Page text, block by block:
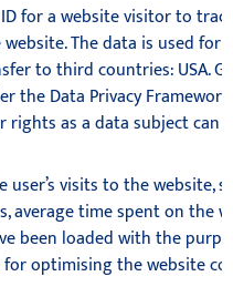
for a website visitor to
The data is used for
to third countries: USA.
the Data Privacy Framework,
as a data subject can
visits to the website,
average time spent on the
been loaded with the
optimising the website